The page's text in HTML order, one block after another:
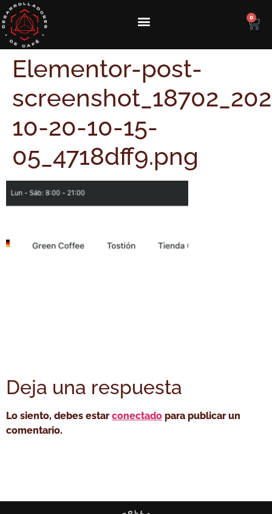
0
Elementor-post-
10-20-10-15-
05_4718dff9.png
Deja una respuesta
Lo siento, debes estarconectado para publicar un
comentario.